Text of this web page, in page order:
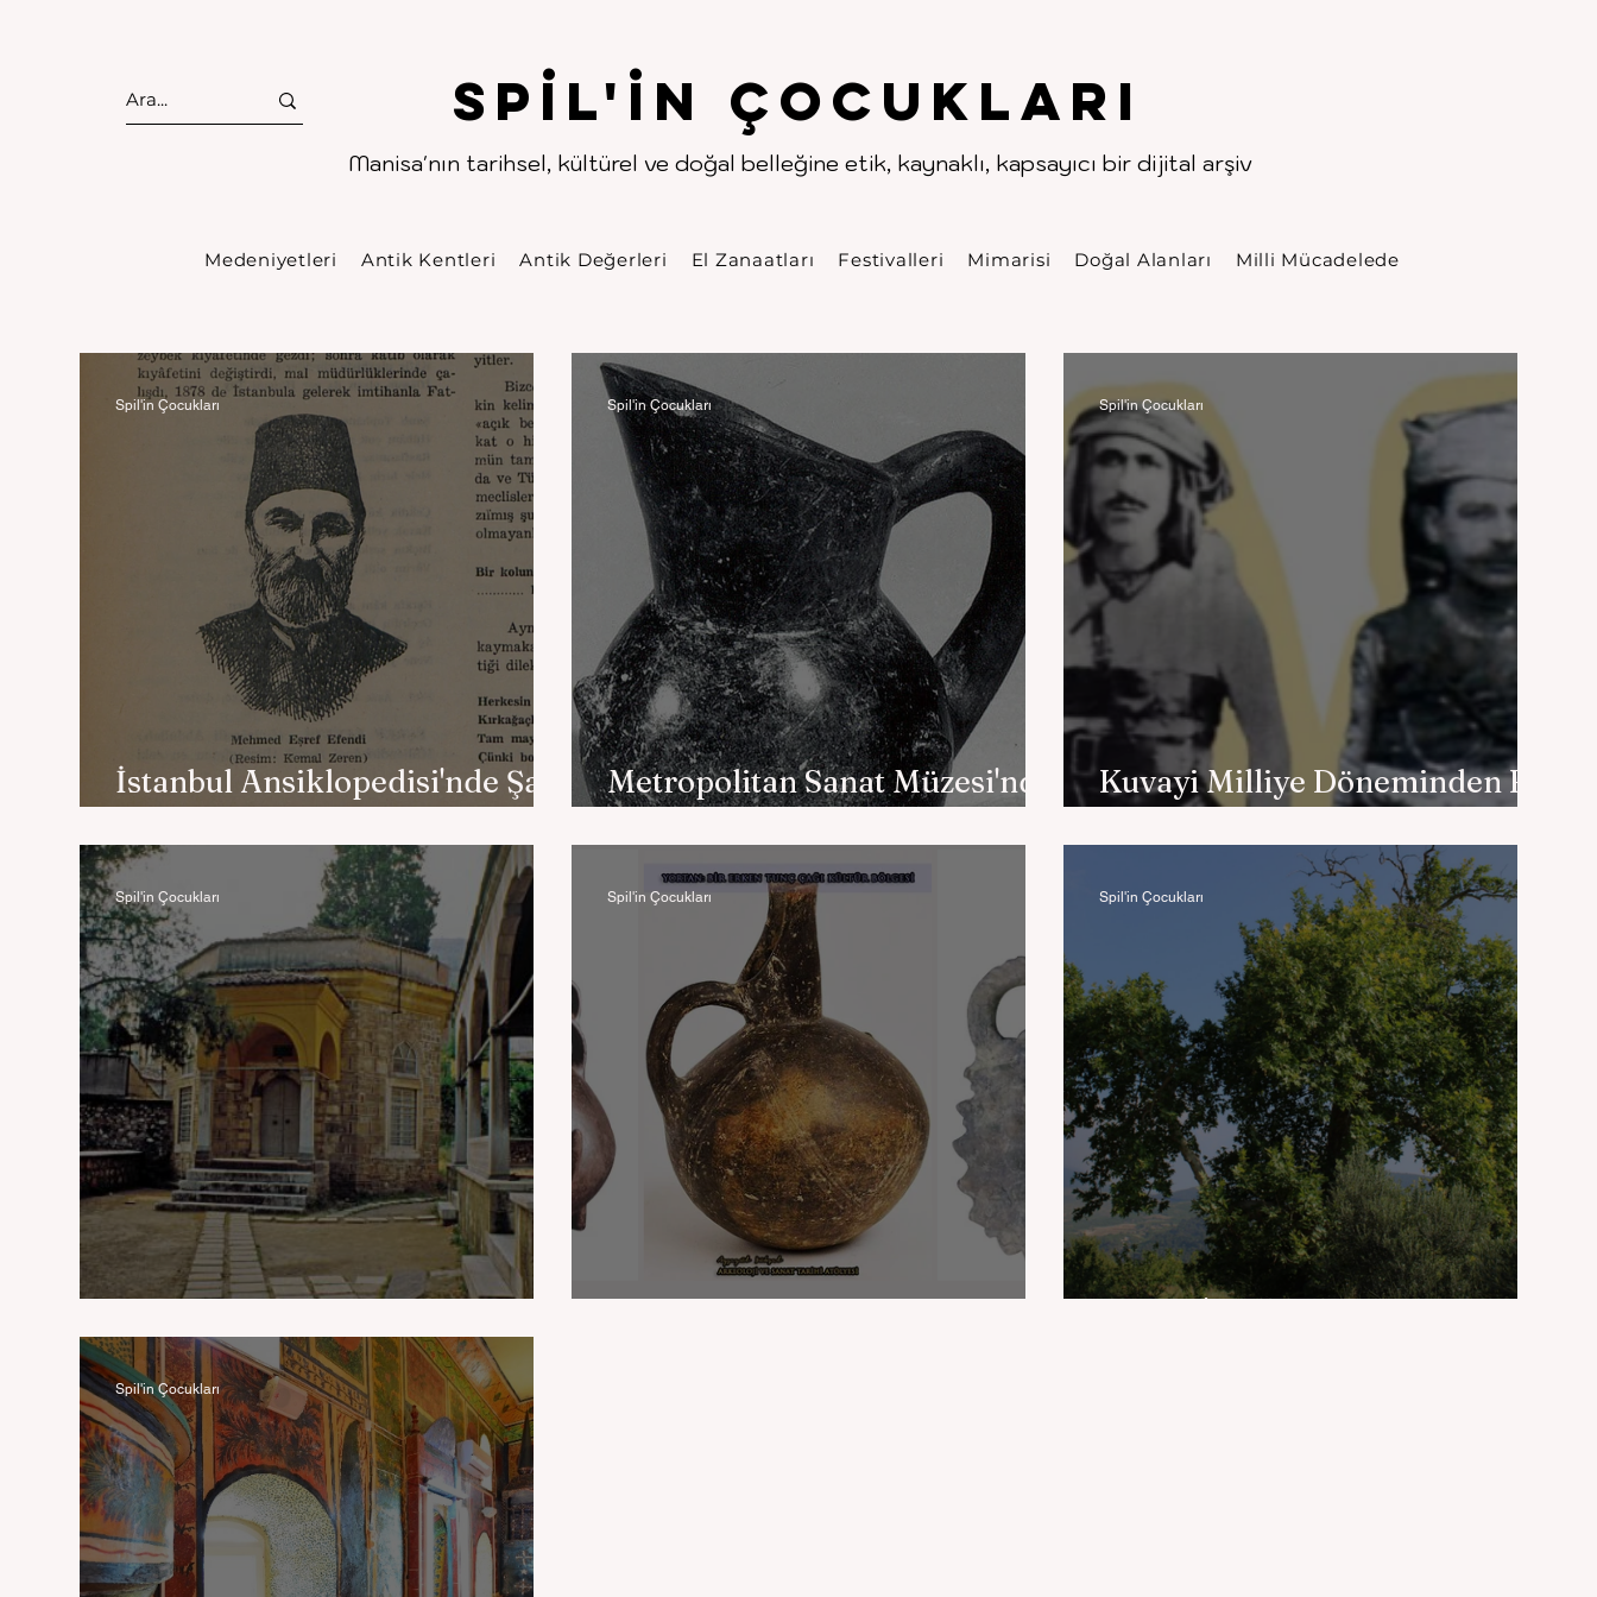
Spıl'in Çocukları
Manisa'nın tarihsel, kültürel ve doğal belleğine etik, kaynaklı, kapsayıcı bir dijital arşiv
. .
Medeniyetleri Antik Kentleri Antik Değerleri El Zanaatları Festivalleri Mimarisi Doğal Alanları Milli Mücadelede
İstanbul Ansiklopedisi'nde Şair
Eşref
Spil'in Çocukları
Metropolitan Sanat Müzesi'nde
Yortan Kültürü
Spil'in Çocukları
Kuvayi Milliye Döneminden Bir
Dostluk Hikayesi
Spil'in Çocukları
Karaosmanoğulları
Spil'in Çocukları
Yortan Kültürü
Spil'in Çocukları
Manisa'nın Anıt Ağaçları
Spil'in Çocukları
Spil'in Çocukları